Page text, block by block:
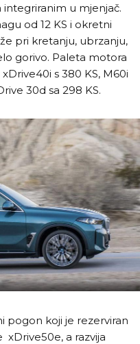
u mjenjač.
od 12 KS i okretni
pri kretanju, ubrzanju,
gorivo. Paleta motora
s 380 KS, M60i
30d sa 298 KS.
pogon koji je rezerviran
xDrive50e, a razvija